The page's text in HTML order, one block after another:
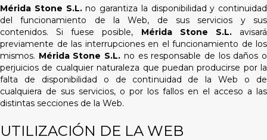
d
.
Mérida Stone S.L.no garantiza la disponibilidad y continuidad
del funcionamiento de la Web, de sus servicios y sus
contenidos. Si fuese posible, Mérida Stone S.L.avisará
previamente de las interrupciones en el funcionamiento de los
mismos. Mérida Stone S.L. no es responsable de los daños o
perjuicios de cualquier naturaleza que puedan producirse por la
falta de disponibilidad o de continuidad de la Web o de
cualquiera de sus servicios, o por los fallos en el acceso a las
distintas secciones de la Web.
UTILIZACIÓN DE LA WEB